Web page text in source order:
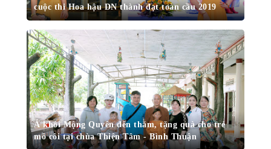
cuộc thi Hoa hậu DN thành đạt toàn cầu 2019
Á khôi Mộng Quyên đến thăm, tặng quà cho trẻ
mồ côi tại chùa Thiện Tâm - Bình Thuận